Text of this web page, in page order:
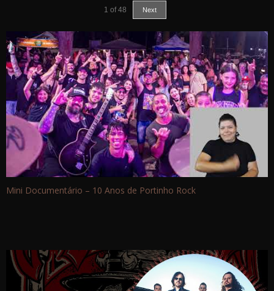
1 of 48 Next
Mini Documentário – 10 Anos de Portinho Rock